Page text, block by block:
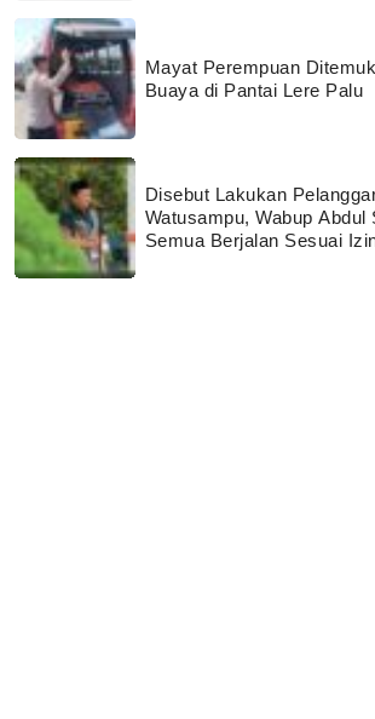
Mayat Perempuan
Buaya di Pantai Lere Palu
Disebut Lakukan
Watusampu, Wabup Abdul
Semua Berjalan Sesuai